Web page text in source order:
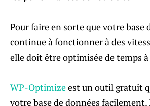
Pour faire en sorte que votre base
continue à fonctionner à des
elle doit être optimisée de temps
WP-Optimizeest un outil gratuit
votre base de données facilement.